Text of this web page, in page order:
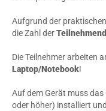
Aufgrund der
die Zahl der
Die Teilnehmer arbeiten
Laptop/Notebook!
Auf dem Gerät muss
oder höher) installiert